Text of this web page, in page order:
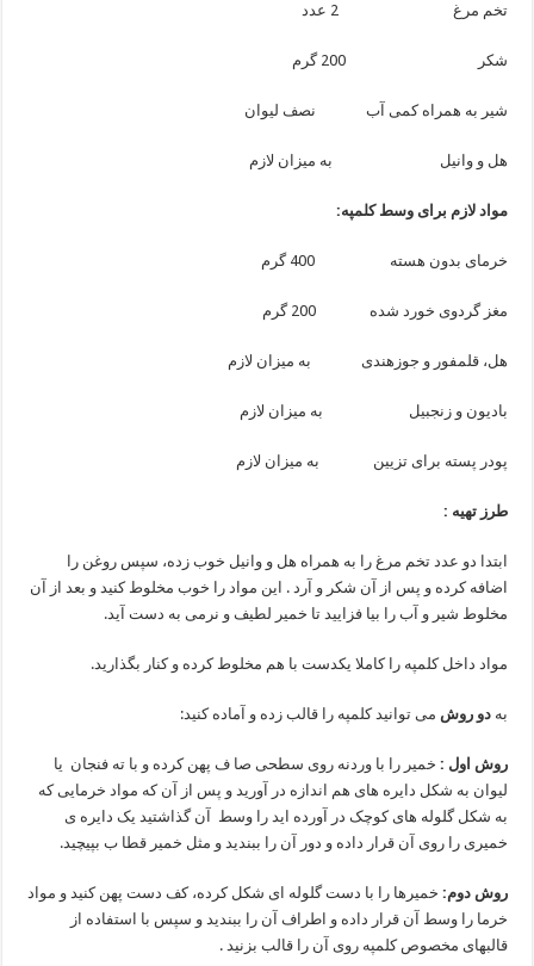
تخم مرغ 2 عدد
شکر 200 گرم
شیر به همراه کمی آب نصف لیوان
هل و وانیل به میزان لازم
مواد لازم برای وسط کلمپه:
خرمای بدون هسته 400 گرم
مغز گردوی خورد شده 200 گرم
هل، قلمفور و جوزهندی به میزان لازم
بادیون و زنجبیل به میزان لازم
پودر پسته برای تزیین به میزان لازم
طرز تهیه :
ابتدا دو عدد تخم مرغ را به همراه هل و وانیل خوب زده، سپس روغن را
اضافه کرده و پس از آن شکر و آرد . این مواد را خوب مخلوط کنید و بعد از آن
مخلوط شیر و آب را بیا فزایید تا خمیر لطیف و نرمی به دست آید.
مواد داخل کلمپه را کاملا یکدست با هم مخلوط کرده و کنار بگذارید.
بهدو روش می توانید کلمپه را قالب زده و آماده کنید:
روش اول : خمیر را با وردنه روی سطحی صا ف پهن کرده و با ته فنجان یا
لیوان به شکل دایره های هم اندازه در آورید و پس از آن که مواد خرمایی که
به شکل گلوله های کوچک در آورده اید را وسط آن گذاشتید یک دایره ی
خمیری را روی آن قرار داده و دور آن را ببندید و مثل خمیر قطا ب بپیچید.
روش دوم: خمیرها را با دست گلوله ای شکل کرده، کف دست پهن کنید و مواد
خرما را وسط آن قرار داده و اطراف آن را ببندید و سپس با استفاده از
قالبهای مخصوص کلمپه روی آن را قالب بزنید .